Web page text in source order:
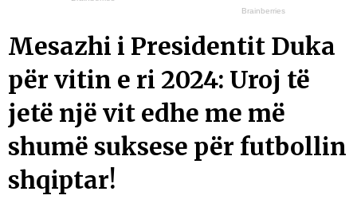
Mesazhi i Presidentit Duka
për vitin e ri 2024: Uroj të
jetë një vit edhe me më
shumë suksese për futbollin
shqiptar!